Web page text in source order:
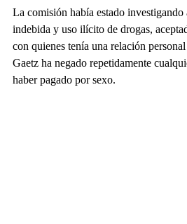
La comisión había estado
indebida y uso ilícito de drogas,
con quienes tenía una relación
Gaetz ha negado repetidamente
haber pagado por sexo.